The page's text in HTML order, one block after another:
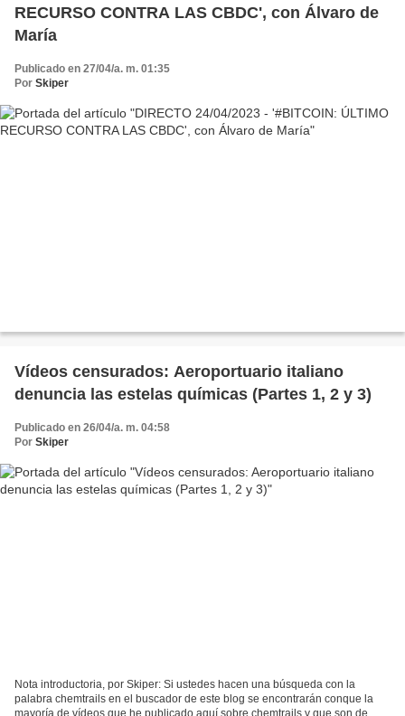
RECURSO CONTRA LAS CBDC', con Álvaro de
María
Publicado en 27/04/a. m. 01:35
Por Skiper
Vídeos censurados: Aeroportuario italiano
denuncia las estelas químicas (Partes 1, 2 y 3)
Publicado en 26/04/a. m. 04:58
Por Skiper
Nota introductoria, por Skiper: Si ustedes hacen una búsqueda con la
palabra chemtrails en el buscador de este blog se encontrarán conque la
mayoría de vídeos que he publicado aquí sobre chemtrails y que son de